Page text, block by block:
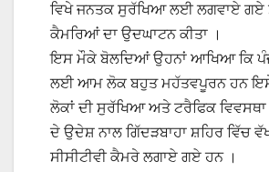
ਵਿਖੇ ਜਨਤਕ ਸੁਰੱਖਿਆ ਲਈ ਲਗਵਾਏ ਗਏ
ਕੈਮਰਿਆਂ ਦਾ ਉਦਘਾਟਨ ਕੀਤਾ ।
ਇਸ ਮੌਕੇ ਬੋਲਦਿਆਂ ਉਹਨਾਂ ਆਖਿਆ ਕਿ
ਲਈ ਆਮ ਲੋਕ ਬਹੁਤ ਮਹੱਤਵਪੂਰਨ ਹਨ
ਲੋਕਾਂ ਦੀ ਸੁਰੱਖਿਆ ਅਤੇ ਟਰੈਫਿਕ
ਦੇ ਉਦੇਸ਼ ਨਾਲ ਗਿੱਦੜਬਾਹਾ ਸ਼ਹਿਰ ਵਿੱਚ
ਸੀਸੀਟੀਵੀ ਕੈਮਰੇ ਲਗਾਏ ਗਏ ਹਨ ।